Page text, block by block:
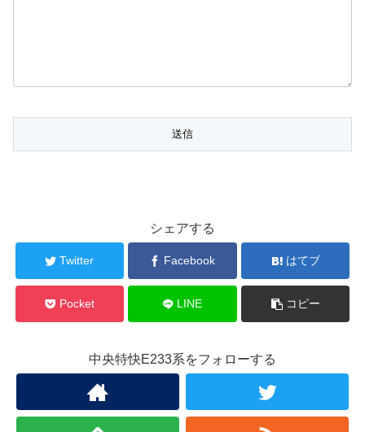
シェアする
Twitter Facebook はてブ
Pocket LINE コピー
中央特快E233系をフォローする